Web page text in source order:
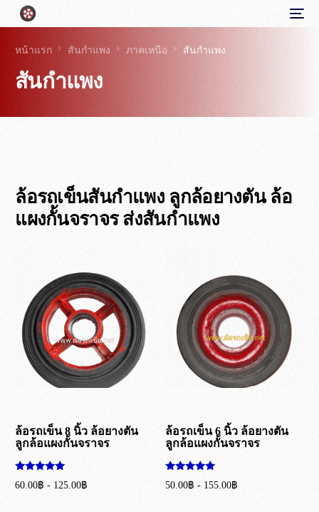
หน้าแรก สันกำแพง ภาคเหนือ สันกำแพง
สันกำแพง
ล้อรถเข็นสันกำแพง ลูกล้อยางตัน ล้อ
แผงกั้นจราจร ส่งสันกำแพง
ล้อรถเข็น 8 นิ้ว ล้อยางตัน
ลูกล้อแผงกั้นจราจร
ให้คะแนน
5.00
60.00฿ - 125.00฿
ล้อรถเข็น 6 นิ้ว ล้อยางตัน
ลูกล้อแผงกั้นจราจร
ให้คะแนน
5.00
50.00฿ - 155.00฿